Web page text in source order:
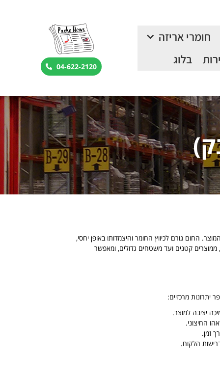
חומרי אריזה
בלוג 04-622-2120
החום גורם לכיווץ החומר והיצמדותו באופן יחסי,
ממוצרים קטנים ועד משטחים גדולים, ומאפשר
יתרונות מרכזיים:
יציבה למוצר.
החיצוני.
זמן.
הלקוח.